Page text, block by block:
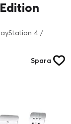
4 /
Spara